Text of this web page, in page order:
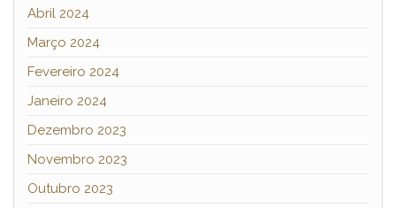
Abril 2024
Março 2024
Fevereiro 2024
Janeiro 2024
Dezembro 2023
Novembro 2023
Outubro 2023